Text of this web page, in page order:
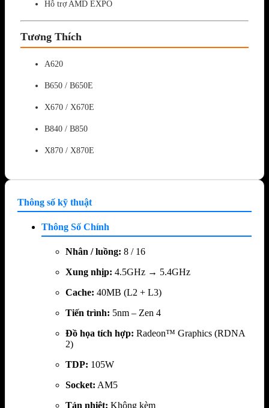
Hỗ trợ AMD EXPO
Tương Thích
A620
B650 / B650E
X670 / X670E
B840 / B850
X870 / X870E
Thông số kỹ thuật
Thông Số Chính
Nhân / luồng: 8 / 16
Xung nhịp: 4.5GHz → 5.4GHz
Cache: 40MB (L2 + L3)
Tiến trình: 5nm – Zen 4
Đồ họa tích hợp: Radeon™ Graphics (RDNA
2)
TDP: 105W
Socket: AM5
Tản nhiệt: Không kèm